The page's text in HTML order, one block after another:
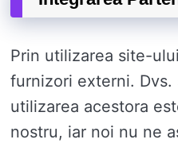
Prin utilizarea site-
furnizori externi.
utilizarea acestora
nostru, iar noi nu ne